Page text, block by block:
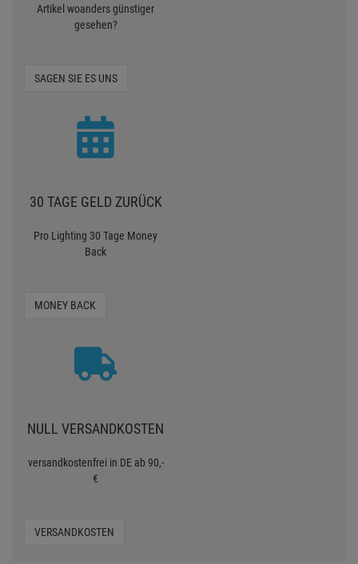
Artikel woanders günstiger
gesehen?
SAGEN SIE ES UNS
30 TAGE GELD ZURÜCK
Pro Lighting 30 Tage Money
Back
MONEY BACK
NULL VERSANDKOSTEN
versandkostenfrei in DE ab 90,-
€
VERSANDKOSTEN